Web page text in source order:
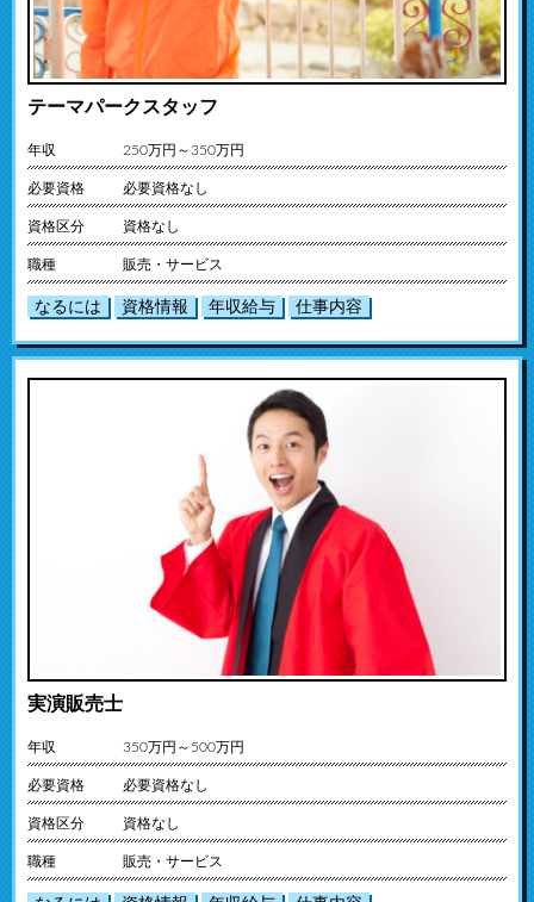
テーマパークスタッフ
年収 250万円～350万円
必要資格 必要資格なし
資格区分 資格なし
職種 販売・サービス
なるには 資格情報 年収給与 仕事内容
実演販売士
年収 350万円～500万円
必要資格 必要資格なし
資格区分 資格なし
職種 販売・サービス